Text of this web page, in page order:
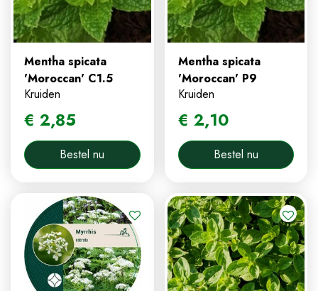
Mentha spicata
'Moroccan' C1.5
Kruiden
€ 2,85
Bestel nu
Mentha spicata
'Moroccan' P9
Kruiden
€ 2,10
Bestel nu